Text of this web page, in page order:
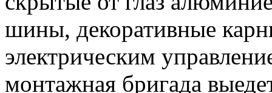
шины, декоративные
электрическим
монтажная бригада